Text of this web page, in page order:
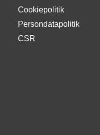
Cookiepolitik
Persondatapolitik
CSR